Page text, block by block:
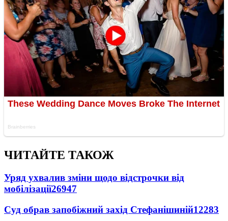
ЧИТАЙТЕ ТАКОЖ
Уряд ухвалив зміни щодо відстрочки від
мобілізації26947
Суд обрав запобіжний захід Стефанішиній12283